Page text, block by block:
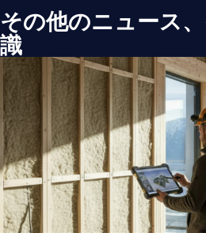
その他のニュース
識